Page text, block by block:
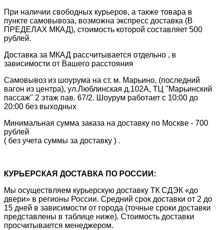
При наличии свободных курьеров, а также товара в
пункте самовывоза, возможна экспресс доставка (В
ПРЕДЕЛАХ МКАД), стоимость которой составляет 500
рублей.
Доставка за МКАД рассчитывается отдельно , в
зависимости от Вашего расстояния
Самовывоз из шоурума на ст. м. Марьино, (последний
вагон из центра), ул.Люблинская д.102А, ТЦ "Марьинский
пассаж" 2 этаж пав. 67/2. Шоурум работает с 10:00 до
20:00 без выходных
Минимальная сумма заказа на доставку по Москве - 700
рублей
( без учета суммы за доставку ) .
КУРЬЕРСКАЯ ДОСТАВКА ПО РОССИИ:
Мы осуществляем курьерскую доставку ТК СДЭК «до
двери» в регионы России. Средний срок доставки от 2 до
15 дней в зависимости от города (точные сроки доставки
представлены в таблице ниже). Стоимость доставки
просчитывается менеджером.